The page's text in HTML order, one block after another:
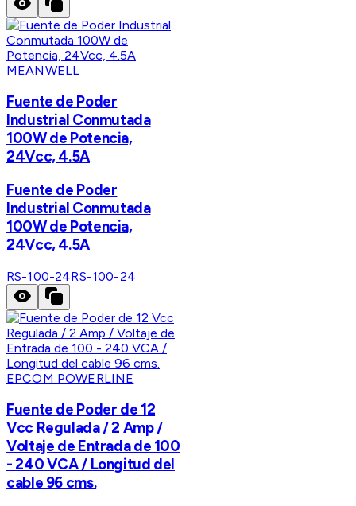
MEANWELL
Fuente de Poder
Industrial Conmutada
100W de Potencia,
24Vcc, 4.5A
Fuente de Poder
Industrial Conmutada
100W de Potencia,
24Vcc, 4.5A
RS-100-24RS-100-24
EPCOM POWERLINE
Fuente de Poder de 12
Vcc Regulada / 2 Amp /
Voltaje de Entrada de 100
- 240 VCA / Longitud del
cable 96 cms.